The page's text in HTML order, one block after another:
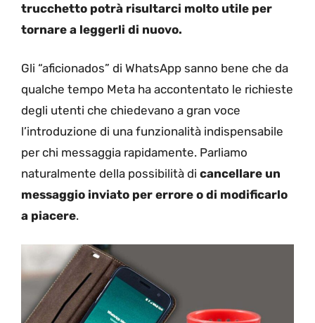
trucchetto potrà risultarci molto utile per
tornare a leggerli di nuovo.
Gli “aficionados” di WhatsApp sanno bene che da
qualche tempo Meta ha accontentato le richieste
degli utenti che chiedevano a gran voce
l’introduzione di una funzionalità indispensabile
per chi messaggia rapidamente. Parliamo
naturalmente della possibilità di cancellare un
messaggio inviato per errore o di modificarlo
a piacere.